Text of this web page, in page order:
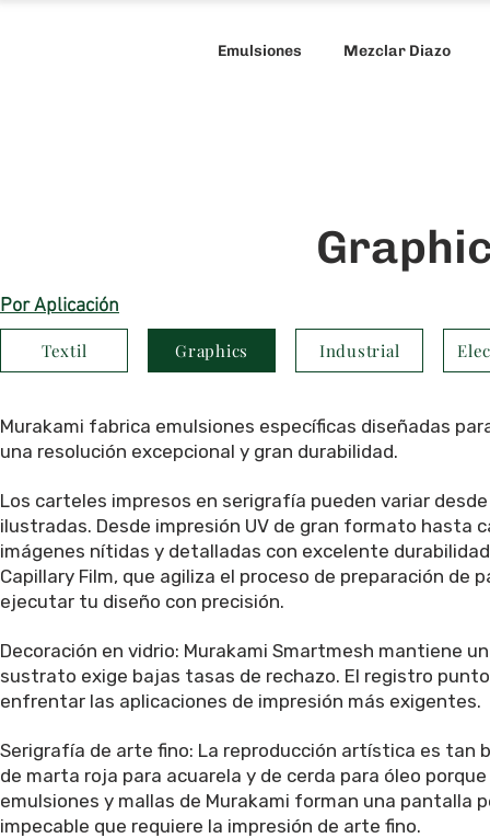
Emulsiones Mezclar Diazo
Por Aplicación
Textil Graphics Industrial
Murakami fabrica emulsiones específicas diseñadas
una resolución excepcional y gran durabilidad.
Los carteles impresos en serigrafía pueden variar
ilustradas. Desde impresión UV de gran formato hasta
imágenes nítidas y detalladas con excelente
Capillary Film, que agiliza el proceso de preparación
ejecutar tu diseño con precisión.
Decoración en vidrio: Murakami Smartmesh mantiene
sustrato exige bajas tasas de rechazo. El registro
enfrentar las aplicaciones de impresión más exigentes.
Serigrafía de arte fino: La reproducción artística es tan
de marta roja para acuarela y de cerda para óleo
emulsiones y mallas de Murakami forman una
impecable que requiere la impresión de arte fino.